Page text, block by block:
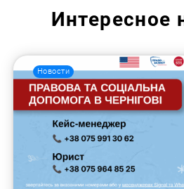
Интересное
Новости